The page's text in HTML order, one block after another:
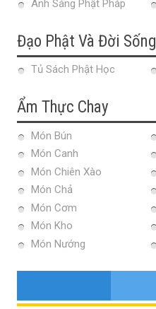
Ánh Sáng Phật Pháp
Đạo Phật Và Đời Sống
Tủ Sách Phật Học
Ẩm Thực Chay
Món Bún
Món Canh
Món Chiên Xào
Món Chả
Món Cơm
Món Kho
Món Nướng